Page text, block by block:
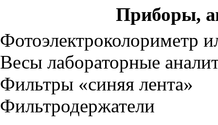
Приборы,
Фотоэлектроколориметр
Весы лабораторные
Фильтры «синяя лента»
Фильтродержатели